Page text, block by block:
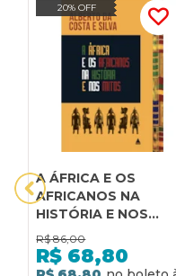
20% OFF
A ÁFRICA E OS
AFRICANOS NA
HISTÓRIA E NOS
MITOS
R$ 86,00
R$ 68,80